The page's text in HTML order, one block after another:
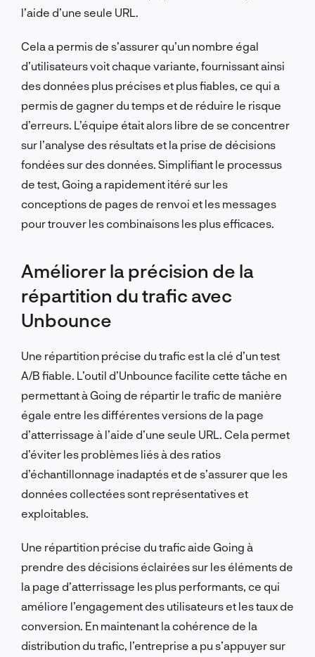
l’aide d’une seule URL.
Cela a permis de s’assurer qu’un nombre égal
d’utilisateurs voit chaque variante, fournissant ainsi
des données plus précises et plus fiables, ce qui a
permis de gagner du temps et de réduire le risque
d’erreurs. L’équipe était alors libre de se concentrer
sur l’analyse des résultats et la prise de décisions
fondées sur des données. Simplifiant le processus
de test, Going a rapidement itéré sur les
conceptions de pages de renvoi et les messages
pour trouver les combinaisons les plus efficaces.
Améliorer la précision de la
répartition du trafic avec
Unbounce
Une répartition précise du trafic est la clé d’un test
A/B fiable. L’outil d’Unbounce facilite cette tâche en
permettant à Going de répartir le trafic de manière
égale entre les différentes versions de la page
d’atterrissage à l’aide d’une seule URL. Cela permet
d’éviter les problèmes liés à des ratios
d’échantillonnage inadaptés et de s’assurer que les
données collectées sont représentatives et
exploitables.
Une répartition précise du trafic aide Going à
prendre des décisions éclairées sur les éléments de
la page d’atterrissage les plus performants, ce qui
améliore l’engagement des utilisateurs et les taux de
conversion. En maintenant la cohérence de la
distribution du trafic, l’entreprise a pu s’appuyer sur